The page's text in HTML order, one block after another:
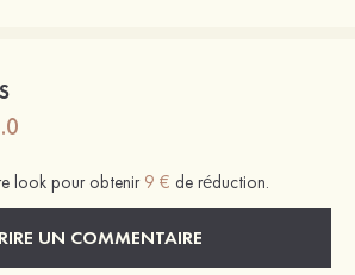
look pour obtenir 9 € de réduction.
UN COMMENTAIRE